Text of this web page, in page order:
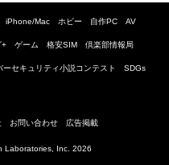
iPhone/Mac ホビー 自作PC AV
+ ゲーム 格安SIM 倶楽部情報局
ーセキュリティ小説コンテスト SDGs
お問い合わせ 広告掲載
Laboratories, Inc. 2026